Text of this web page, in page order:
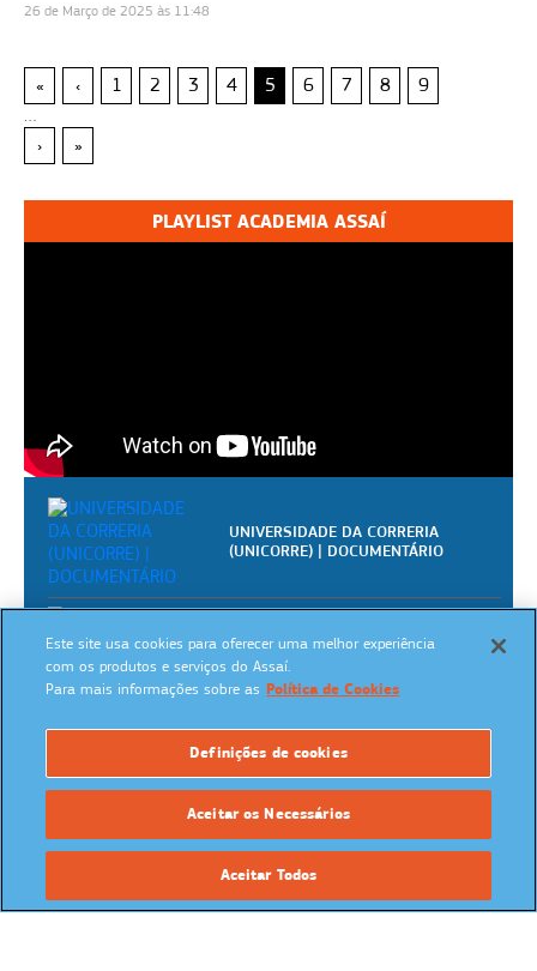
26 de Março de 2025 às 11:48
« ‹ 1 2 3 4 5 6 7 8
9
…
›
»
PLAYLIST ACADEMIA ASSAÍ
UNIVERSIDADE DA CORRERIA
(UNICORRE) | DOCUMENTÁRIO
VIRADA SUSTENTÁVEL EM MANAUS –
O PROJETO
Ganhadores do Prêmio Academia
Assaí | Assaí Atacadista
gratuitas para pizzaiolos
Este site usa cookies para oferecer uma melhor experiência
com os produtos e serviços do Assaí.
Para mais informações sobre as Política de Cookies
Definições de cookies
Aceitar os Necessários
Aceitar Todos